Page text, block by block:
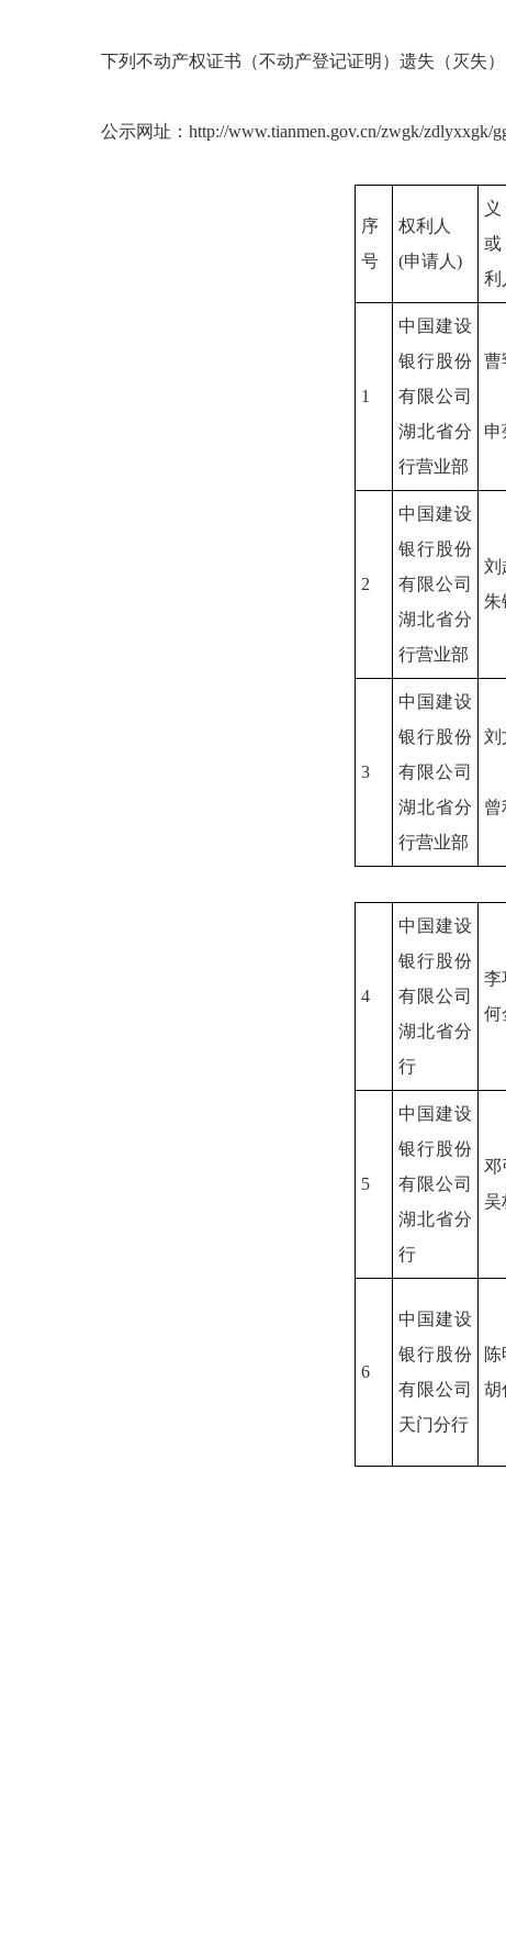
下列不动产权证书（不动产登记证明）遗失（灭失
公示网址：http://www.tianmen.gov.cn/zwgk/zdlyxxgk/
序
号
权利人
(申请人)
利
1
中国建设
银行股份
有限公司
湖北省分
行营业部
曹
申
2
中国建设
银行股份
有限公司
湖北省分
行营业部
刘
朱
3
中国建设
银行股份
有限公司
湖北省分
行营业部
刘
曾
4
中国建设
银行股份
有限公司
湖北省分
行
李
何
5
中国建设
银行股份
有限公司
湖北省分
行
邓
吴
6
中国建设
银行股份
有限公司
天门分行
陈
胡